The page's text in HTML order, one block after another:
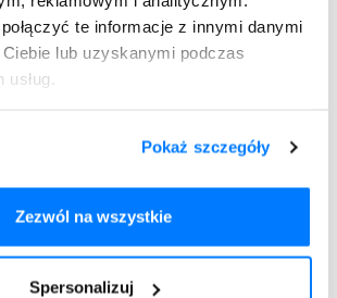
te informacje z innymi danymi
lub uzyskanymi podczas
usług.
Pokaż szczegóły
Zezwól na wszystkie
Spersonalizuj
oddychaniu i
zawrotami głowy
z takimi objawami jak: wysypka
rąk, stóp lub twarzy, pokrzywka.
objawy występujące przy
leku Peritol, w tym: